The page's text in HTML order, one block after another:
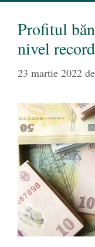
Profitul
nivel record
23 martie 2022 de